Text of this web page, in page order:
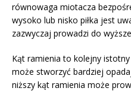
równowaga miotacza
wysoko lub nisko piłka jest
zazwyczaj prowadzi do
Kąt ramienia to kolejny
może stworzyć bardziej
niższy kąt ramienia może